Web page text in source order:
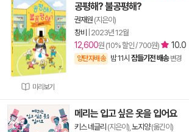
미리보기
공평해? 불공평해?
권재원 (지은이)
창비
2023년 12월
12,600원 (10% 할인 / 700원) 10.0
양탄자배송 밤 11시 잠들기전 배송 변경
메리는 입고 싶은 옷을 입어요
키스 네글리 (지은이), 노지양(옮긴이)